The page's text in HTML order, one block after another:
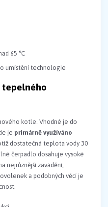
65 °C
umístění technologie
tepelného
kotle. Vhodné je do
je primárně využíváno
dostatečná teplota vody 30
čerpadlo dosahuje vysoké
nejrůznější zavádění,
a podobných věcí je